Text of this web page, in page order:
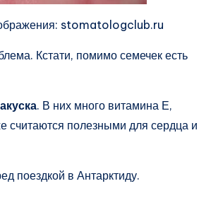
stomatologclub.ru
Кстати, помимо семечек есть
. В них много витамина Е,
считаются полезными для сердца и
поездкой в Антарктиду.